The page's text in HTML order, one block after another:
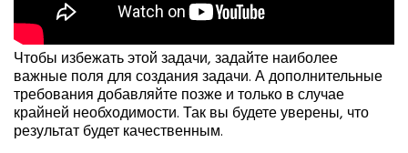
Чтобы избежать этой задачи, задайте наиболее
важные поля для создания задачи. А дополнительные
требования добавляйте позже и только в случае
крайней необходимости. Так вы будете уверены, что
результат будет качественным.